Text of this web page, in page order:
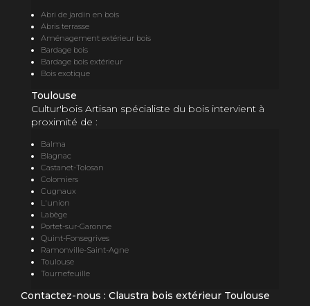
Abri de jardin en bois
Abris terrasse
Aménagement extérieur bois
Bardage bois
Bardage bois extérieur
Bois exotique
Toulouse
Cultur'bois Artisan spécialiste du bois intervient à
proximité de :
Balma
Blagnac
Castanet-Tolosan
Colomiers
Cugnaux
L'union
Labège
Portet-sur-Garonne
Quint-Fonsegrives
Ramonville-Saint-Agne
Toulouse
Tournefeuille
Contactez-nous : Claustra bois extérieur Toulouse